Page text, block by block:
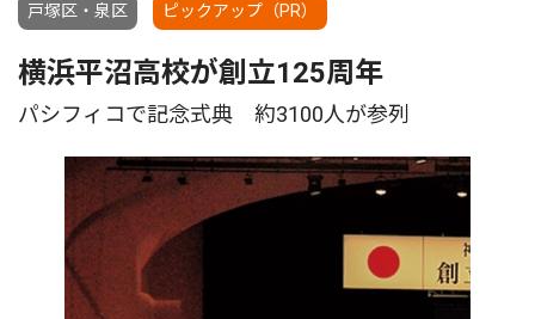
戸塚区・泉区 ピックアップ（PR）
横浜平沼高校が創立125周年
パシフィコで記念式典 約3100人が参列